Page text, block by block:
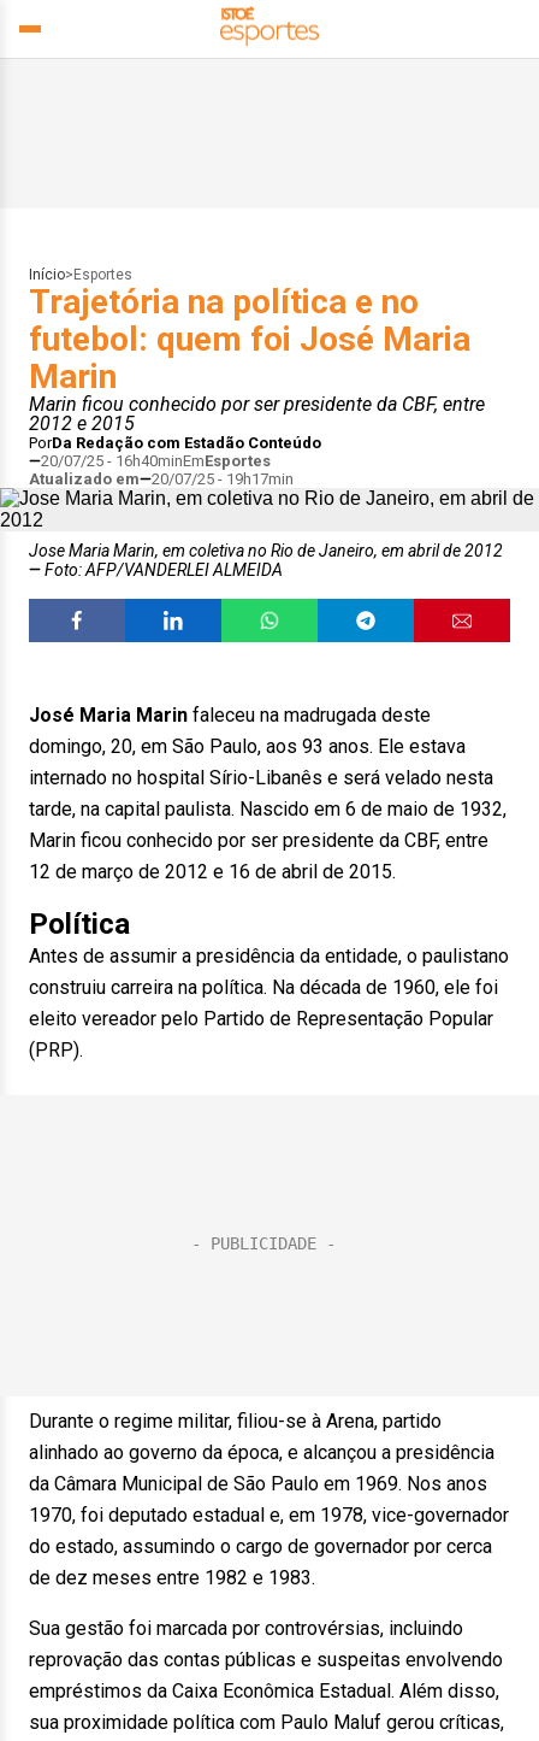
Início> Esportes
Trajetória na política e no
futebol: quem foi José Maria
Marin
Marin ficou conhecido por ser presidente da CBF, entre
2012 e 2015
PorDa Redação com Estadão Conteúdo
20/07/25 - 16h40minEmEsportes
Atualizado em
20/07/25 - 19h17min
Jose Maria Marin, em coletiva no Rio de Janeiro, em abril de 2012
Foto: AFP/VANDERLEI ALMEIDA
José Maria Marin faleceu na madrugada deste
domingo, 20, em São Paulo, aos 93 anos. Ele estava
internado no hospital Sírio-Libanês e será velado nesta
tarde, na capital paulista. Nascido em 6 de maio de 1932,
Marin ficou conhecido por ser presidente da CBF, entre
12 de março de 2012 e 16 de abril de 2015.
Política
Antes de assumir a presidência da entidade, o paulistano
construiu carreira na política. Na década de 1960, ele foi
eleito vereador pelo Partido de Representação Popular
(PRP).
Durante o regime militar, filiou-se à Arena, partido
alinhado ao governo da época, e alcançou a presidência
da Câmara Municipal de São Paulo em 1969. Nos anos
1970, foi deputado estadual e, em 1978, vice-governador
do estado, assumindo o cargo de governador por cerca
de dez meses entre 1982 e 1983.
Sua gestão foi marcada por controvérsias, incluindo
reprovação das contas públicas e suspeitas envolvendo
empréstimos da Caixa Econômica Estadual. Além disso,
sua proximidade política com Paulo Maluf gerou críticas,